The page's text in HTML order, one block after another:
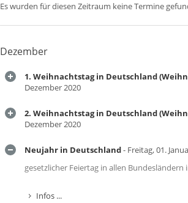
Es wurden für diesen Zeitraum keine Termine
Dezember
1. Weihnachtstag in Deutschland
Dezember 2020
2. Weihnachtstag in Deutschland
Dezember 2020
Neujahr in Deutschland- Freitag, 01.
gesetzlicher Feiertag in allen Bundesländern
Infos ...